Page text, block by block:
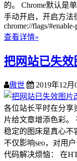
的。 Chrome默认是
手动开启，开启方法
chrome://flags/#enable-
查看详情»
把网站已失
傲世 2019年12月
各位站长平时在分享
片给文章增添色彩
稳定的图床是真心不
不仅影响seo，对用
代码解决烦恼： 在